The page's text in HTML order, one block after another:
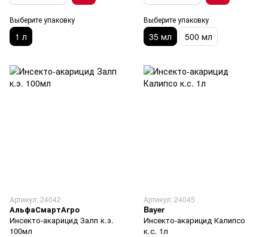
Выберите упаковку
1 л
Выберите упаковку
35 мл 500 мл
Артикул: 24042
АльфаСмартАгро
Инсекто-акарицид Залп к.э.
100мл
Артикул: 24045
Bayer
Инсекто-акарицид Калипсо
к.с. 1л